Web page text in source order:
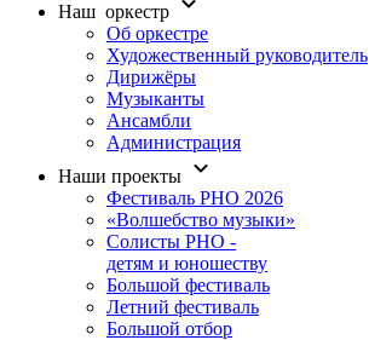
Наш оркестр
Об оркестре
Художественный руководитель
Дирижёры
Музыканты
Ансамбли
Администрация
Наши проекты
Фестиваль РНО 2026
«Волшебство музыки»
Солисты РНО -
детям и юношеству
Большой фестиваль
Летний фестиваль
Большой отбор